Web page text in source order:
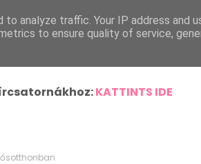
Ország-Világ Járásunk
KATTINTS IDE
analyze traffic. Your IP address and
to ensure quality of service,